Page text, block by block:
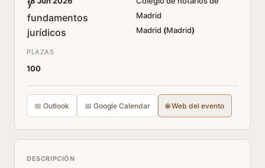
Madrid
Madrid (Madrid)
PLAZAS
100
📅 Outlook 📅 Google Calendar 🌐 Web del evento
DESCRIPCIÓN